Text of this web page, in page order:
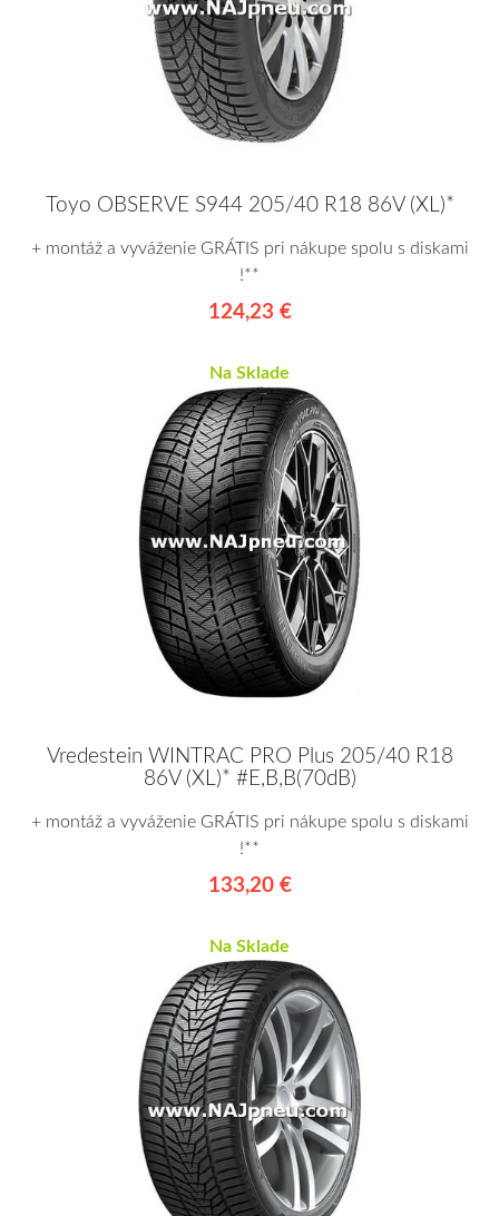
Toyo OBSERVE S944 205/40 R18 86V (XL)*
+ montáž a vyváženie GRÁTIS pri nákupe spolu s diskami
!**
124,23 €
Na Sklade
Vredestein WINTRAC PRO Plus 205/40 R18
86V (XL)* #E,B,B(70dB)
+ montáž a vyváženie GRÁTIS pri nákupe spolu s diskami
!**
133,20 €
Na Sklade